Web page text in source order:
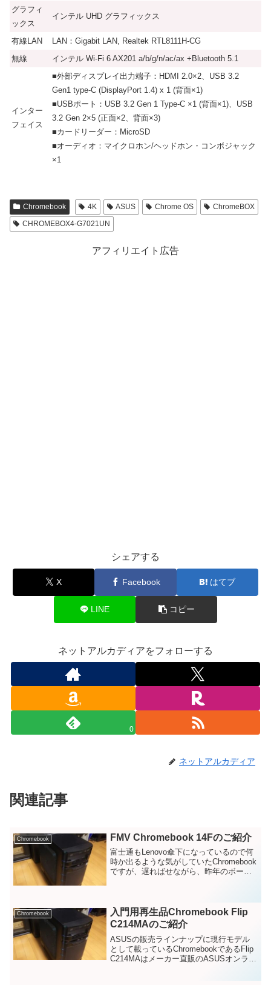
グラフィ
ックス
インテル UHD グラフィックス
有線LAN
LAN：Gigabit LAN, Realtek RTL8111H-CG
無線
インテル Wi-Fi 6 AX201 a/b/g/n/ac/ax +Bluetooth 5.1
インター
フェイス
■外部ディスプレイ出力端子：HDMI 2.0×2、USB 3.2
Gen1 type-C (DisplayPort 1.4) x 1 (背面×1)
■USBポート：USB 3.2 Gen 1 Type-C ×1 (背面×1)、USB
3.2 Gen 2×5 (正面×2、背面×3)
■カードリーダー：MicroSD
■オーディオ：マイクロホン/ヘッドホン・コンボジャック
×1
Chromebook 4K ASUS Chrome OS
ChromeBOX
CHROMEBOX4-G7021UN
アフィリエイト広告
シェアする
X Facebook はてブ
LINE コピー
ネットアルカディアをフォローする
0
ネットアルカディア
関連記事
Chromebook FMV Chromebook 14Fのご紹介
富士通もLenovo傘下になっているので何
時か出るような気がしていたChromebook
ですが、遅ればせながら、昨年のボーナ
Chromebook
入門用再生品Chromebook Flip
C214MAのご紹介
ASUSの販売ラインナップに現行モデル
として載っているChromebookであるFlip
C214MAはメーカー直販のASUSオンライ